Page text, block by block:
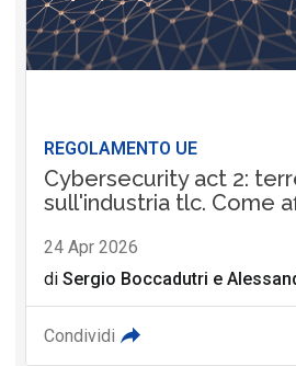
REGOLAMENTO UE
Cybersecurity act 2:
sull'industria tlc. Come
24 Apr 2026
di Sergio Boccadutri e
Condividi